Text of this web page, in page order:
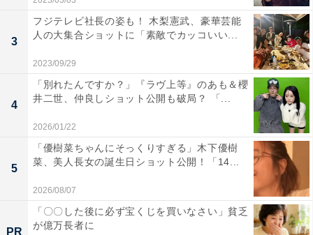
3
フジテレビ社長の姿も！ 木梨憲武、豪華芸能
人の大集合ショットに「素敵でカッコいい...
2023/09/29
4
「別れたんですか？」『ラヴ上等』のあも＆櫻
井二世、仲良しショット公開も破局？ 「...
2026/01/22
5
「優樹菜ちゃんにそっくりすぎる」木下優樹
菜、美人長女の誕生日ショット公開！「14...
2026/08/07
PR
「〇〇した後に必ず宝くじを買いなさい」貧乏
が億万長者に